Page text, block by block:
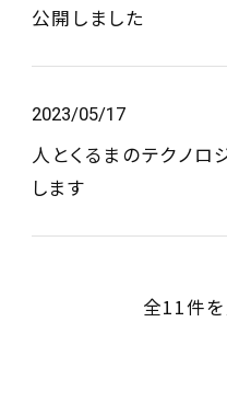
公開しました
2023/05/17
人とくるまのテクノロ
します
全11件